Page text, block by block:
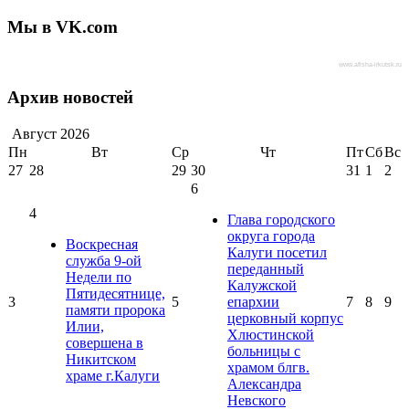
Мы в VK.com
www.afisha-irkutsk.ru
Архив новостей
Август 2026
Пн
Вт Ср Чт ПтСбВс
27 28 29 30 31 1 2
3
4
Воскресная
служба 9-ой
Недели по
Пятидесятнице,
памяти пророка
Илии,
совершена в
Никитском
храме г.Калуги
5
6
Глава городского
округа города
Калуги посетил
переданный
Калужской
епархии
церковный корпус
Хлюстинской
больницы с
храмом блгв.
Александра
Невского
7 8 9